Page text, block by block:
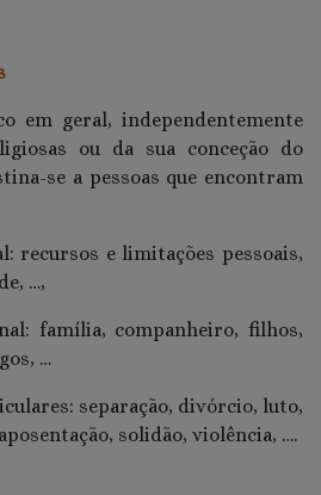
em geral, independentemente
ou da sua conceção do
se a pessoas que encontram
e limitações pessoais,
…,
família, companheiro, filhos,
…
separação, divórcio, luto,
solidão, violência, ….